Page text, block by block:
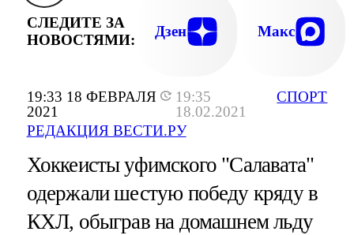
19:33 18 ФЕВРАЛЯ
2021
19:35
18.02.2021
РЕДАКЦИЯ ВЕСТИ.РУ
СПОРТ
СЛЕДИТЕ ЗА
НОВОСТЯМИ:
Дзен Макс
Хоккеисты уфимского "Салавата"
одержали шестую победу кряду в
КХЛ, обыграв на домашнем льду